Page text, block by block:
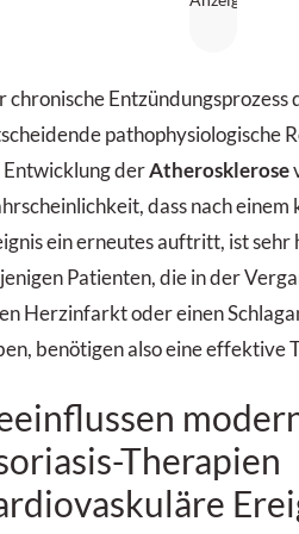
chronische Entzündungsprozess
pathophysiologische
Entwicklung derAtherosklerose
dass nach
ein erneutes auftritt, ist sehr
Patienten, die in der
Herzinfarkt oder einen
benötigen also eine effektive
Therapien